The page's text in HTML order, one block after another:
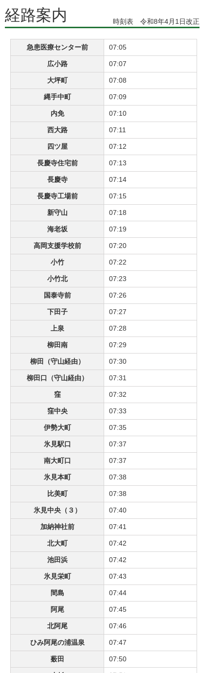
経路案内 時刻表 令和8年4月1日改正
急患医療センター前 07:05
広小路 07:07
大坪町 07:08
縄手中町 07:09
内免 07:10
西大路 07:11
四ツ屋 07:12
長慶寺住宅前 07:13
長慶寺 07:14
長慶寺工場前 07:15
新守山 07:18
海老坂 07:19
高岡支援学校前 07:20
小竹 07:22
小竹北 07:23
国泰寺前 07:26
下田子 07:27
上泉 07:28
柳田南 07:29
柳田（守山経由） 07:30
柳田口（守山経由） 07:31
窪 07:32
窪中央 07:33
伊勢大町 07:35
氷見駅口 07:37
南大町口 07:37
氷見本町 07:38
比美町 07:38
氷見中央（３） 07:40
加納神社前 07:41
北大町 07:42
池田浜 07:42
氷見栄町 07:43
間島 07:44
阿尾 07:45
北阿尾 07:46
ひみ阿尾の浦温泉 07:47
薮田 07:50